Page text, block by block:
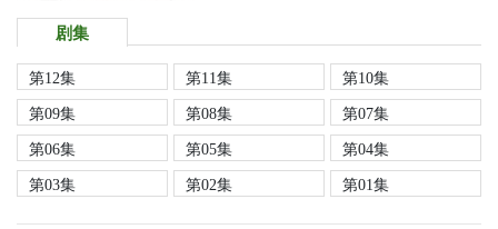
剧集
第12集 第11集
第10集
第09集
第08集
第07集
第06集
第05集
第04集
第03集
第02集 第01集